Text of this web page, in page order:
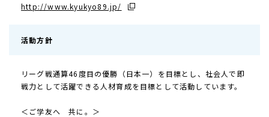
http://www.kyukyo89.jp/
活動方針
リーグ戦通算46度目の優勝（日本一）を目標とし、社会人で即
戦力として活躍できる人材育成を目標として活動しています。
＜ご学友へ 共に。＞